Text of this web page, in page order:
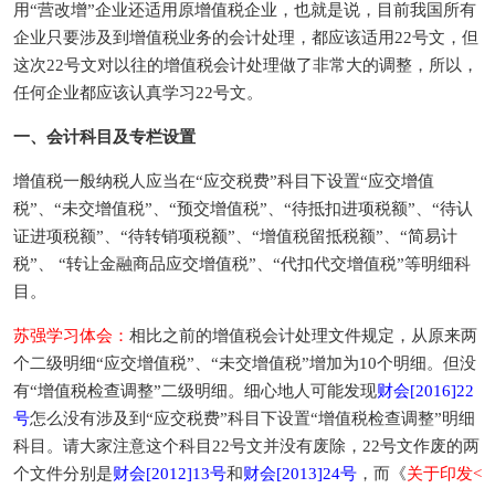
用“营改增”企业还适用原增值税企业，也就是说，目前我国所有
企业只要涉及到增值税业务的会计处理，都应该适用22号文，但
这次22号文对以往的增值税会计处理做了非常大的调整，所以，
任何企业都应该认真学习22号文。
一、会计科目及专栏设置
增值税一般纳税人应当在“应交税费”科目下设置“应交增值
税”、“未交增值税”、“预交增值税”、“待抵扣进项税额”、“待认
证进项税额”、“待转销项税额”、“增值税留抵税额”、“简易计
税”、 “转让金融商品应交增值税”、“代扣代交增值税”等明细科
目。
苏强学习体会： 相比之前的增值税会计处理文件规定，从原来两
个二级明细“应交增值税”、“未交增值税”增加为10个明细。但没
有“增值税检查调整”二级明细。细心地人可能发现财会[2016]22
号怎么没有涉及到“应交税费”科目下设置“增值税检查调整”明细
科目。请大家注意这个科目22号文并没有废除，22号文作废的两
个文件分别是财会[2012]13号和财会[2013]24号，而《关于印发<